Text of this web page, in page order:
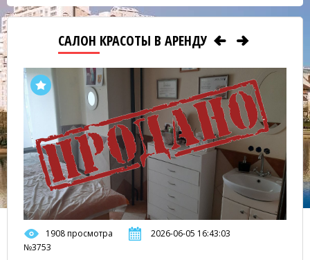
САЛОН КРАСОТЫ В АРЕНДУ
1908 просмотра
2026-06-05 16:43:03
№3753